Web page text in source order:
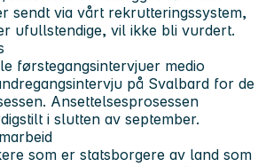
sendt via vårt rekrutteringssystem,
ufullstendige, vil ikke bli vurdert.
førstegangsintervjuer medio
på Svalbard for de
Ansettelsesprosessen
i slutten av september.
som er statsborgere av land som